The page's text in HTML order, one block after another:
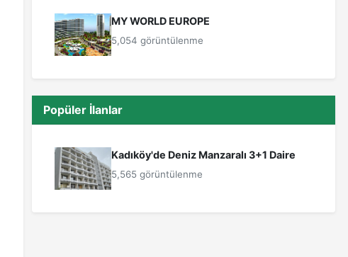
MY WORLD EUROPE
5,054 görüntülenme
Popüler İlanlar
Kadıköy'de Deniz Manzaralı 3+1 Daire
5,565 görüntülenme